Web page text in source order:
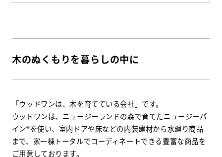
木のぬくもりを暮らしの中に
「ウッドワンは、木を育てている会社」です。
ウッドワンは、ニュージーランドの森で育てたニュージーパ
イン®を使い、室内ドアや床などの内装建材から水廻り商品
まで、家一棟トータルでコーディネートできる豊富な商品を
ご用意しております。